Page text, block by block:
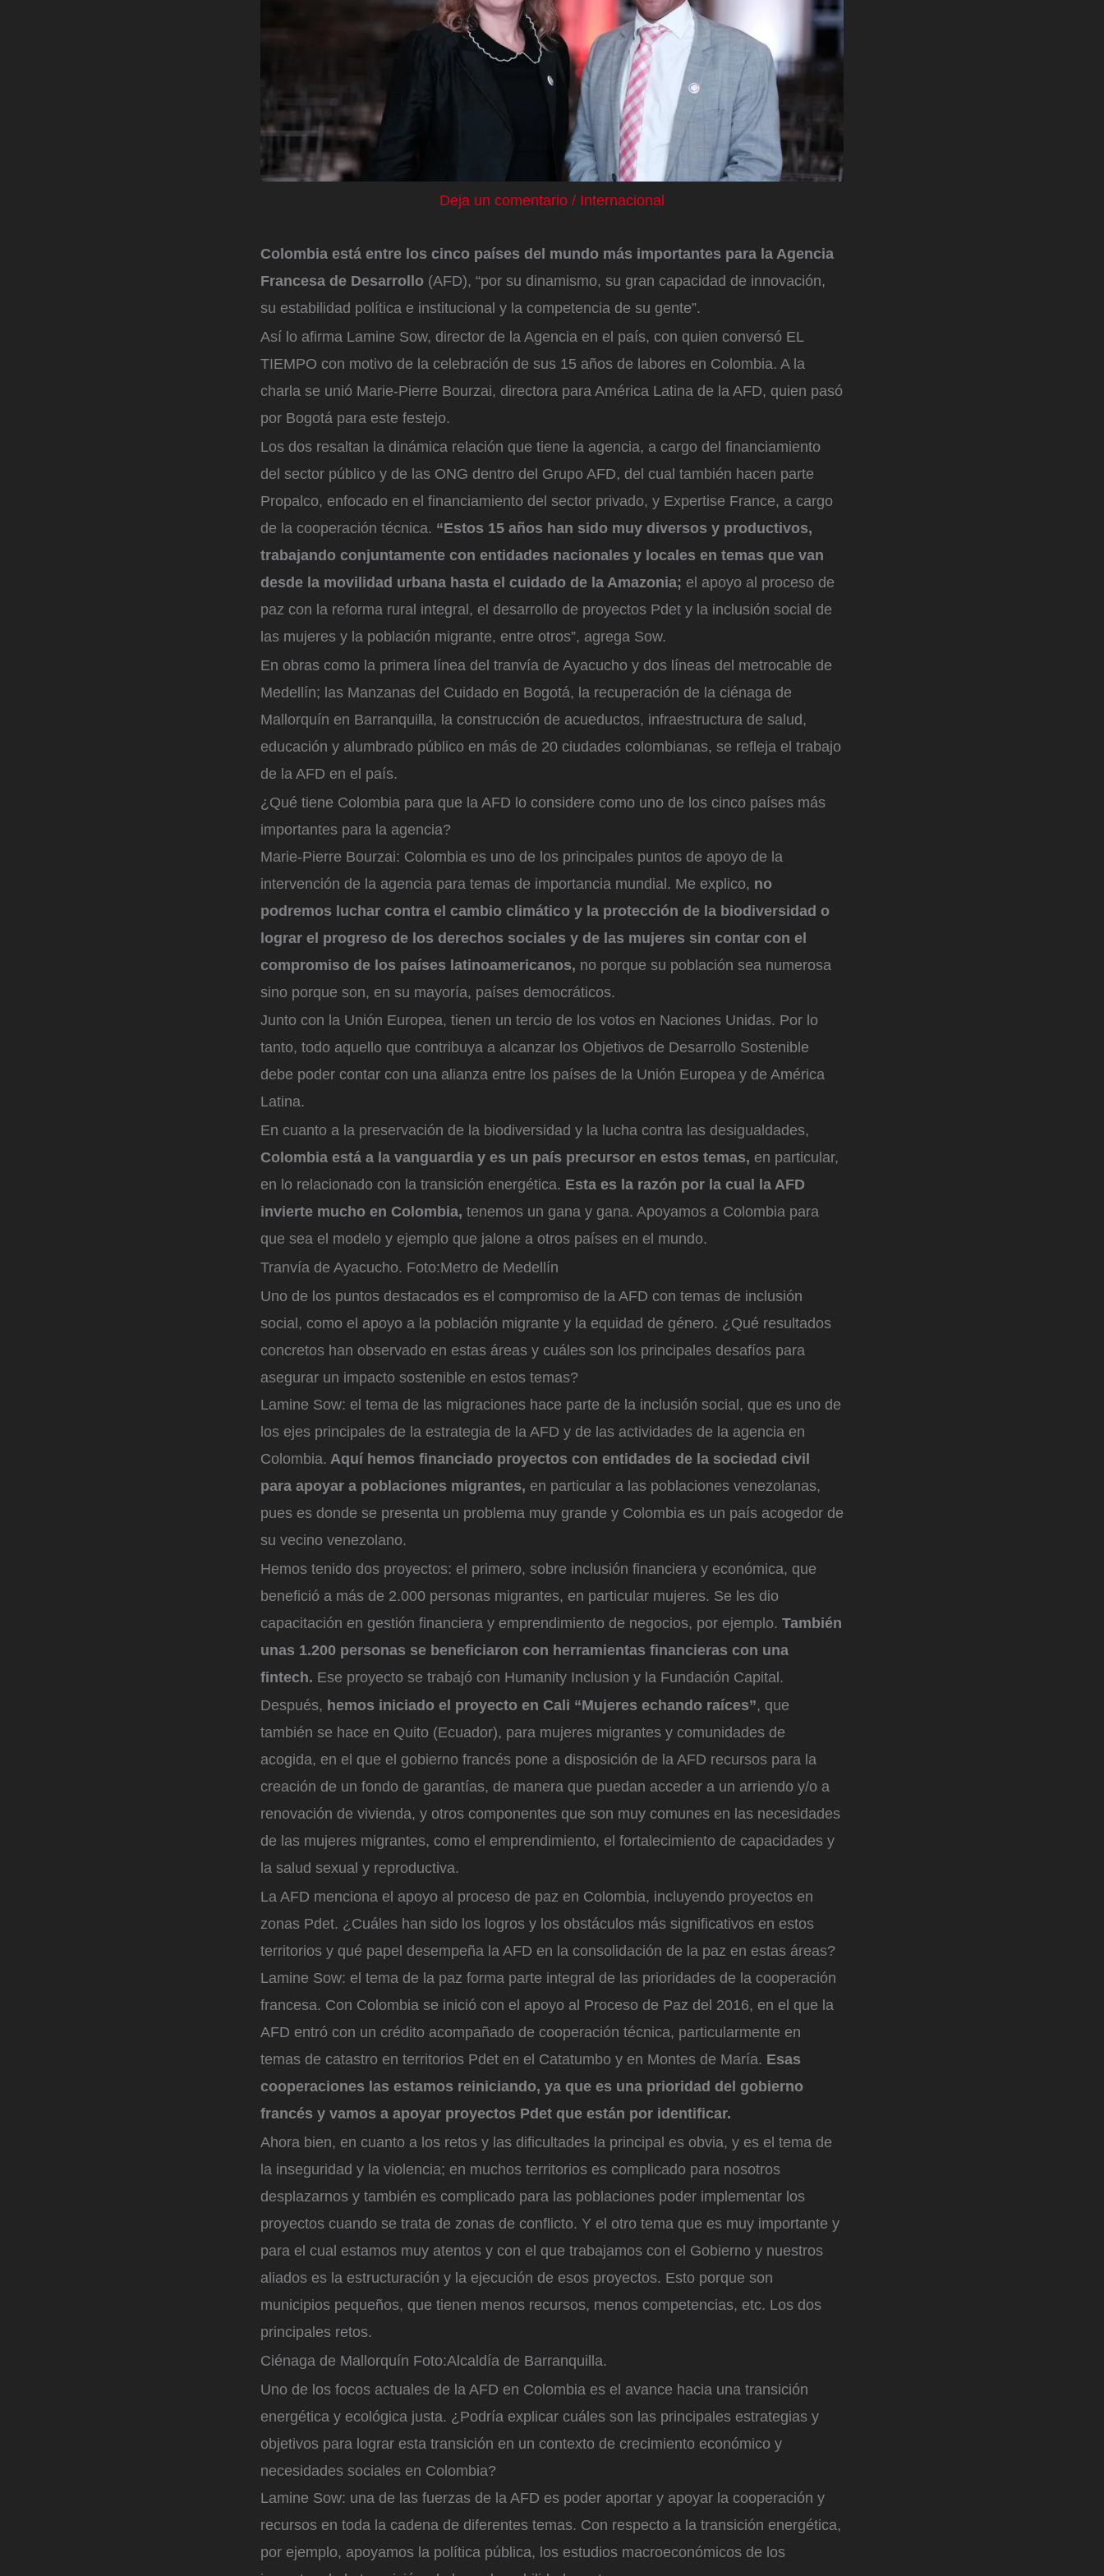
Deja un comentario / Internacional
Colombia está entre los cinco países del mundo más importantes para la Agencia
Francesa de Desarrollo (AFD), “por su dinamismo, su gran capacidad de innovación,
su estabilidad política e institucional y la competencia de su gente”.
Así lo afirma Lamine Sow, director de la Agencia en el país, con quien conversó EL
TIEMPO con motivo de la celebración de sus 15 años de labores en Colombia. A la
charla se unió Marie-Pierre Bourzai, directora para América Latina de la AFD, quien pasó
por Bogotá para este festejo.
Los dos resaltan la dinámica relación que tiene la agencia, a cargo del financiamiento
del sector público y de las ONG dentro del Grupo AFD, del cual también hacen parte
Propalco, enfocado en el financiamiento del sector privado, y Expertise France, a cargo
de la cooperación técnica. “Estos 15 años han sido muy diversos y productivos,
trabajando conjuntamente con entidades nacionales y locales en temas que van
desde la movilidad urbana hasta el cuidado de la Amazonia; el apoyo al proceso de
paz con la reforma rural integral, el desarrollo de proyectos Pdet y la inclusión social de
las mujeres y la población migrante, entre otros”, agrega Sow.
En obras como la primera línea del tranvía de Ayacucho y dos líneas del metrocable de
Medellín; las Manzanas del Cuidado en Bogotá, la recuperación de la ciénaga de
Mallorquín en Barranquilla, la construcción de acueductos, infraestructura de salud,
educación y alumbrado público en más de 20 ciudades colombianas, se refleja el trabajo
de la AFD en el país.
¿Qué tiene Colombia para que la AFD lo considere como uno de los cinco países más
importantes para la agencia?
Marie-Pierre Bourzai: Colombia es uno de los principales puntos de apoyo de la
intervención de la agencia para temas de importancia mundial. Me explico, no
podremos luchar contra el cambio climático y la protección de la biodiversidad o
lograr el progreso de los derechos sociales y de las mujeres sin contar con el
compromiso de los países latinoamericanos, no porque su población sea numerosa
sino porque son, en su mayoría, países democráticos.
Junto con la Unión Europea, tienen un tercio de los votos en Naciones Unidas. Por lo
tanto, todo aquello que contribuya a alcanzar los Objetivos de Desarrollo Sostenible
debe poder contar con una alianza entre los países de la Unión Europea y de América
Latina.
En cuanto a la preservación de la biodiversidad y la lucha contra las desigualdades,
Colombia está a la vanguardia y es un país precursor en estos temas, en particular,
en lo relacionado con la transición energética. Esta es la razón por la cual la AFD
invierte mucho en Colombia, tenemos un gana y gana. Apoyamos a Colombia para
que sea el modelo y ejemplo que jalone a otros países en el mundo.
Tranvía de Ayacucho. Foto:Metro de Medellín
Uno de los puntos destacados es el compromiso de la AFD con temas de inclusión
social, como el apoyo a la población migrante y la equidad de género. ¿Qué resultados
concretos han observado en estas áreas y cuáles son los principales desafíos para
asegurar un impacto sostenible en estos temas?
Lamine Sow: el tema de las migraciones hace parte de la inclusión social, que es uno de
los ejes principales de la estrategia de la AFD y de las actividades de la agencia en
Colombia. Aquí hemos financiado proyectos con entidades de la sociedad civil
para apoyar a poblaciones migrantes, en particular a las poblaciones venezolanas,
pues es donde se presenta un problema muy grande y Colombia es un país acogedor de
su vecino venezolano.
Hemos tenido dos proyectos: el primero, sobre inclusión financiera y económica, que
benefició a más de 2.000 personas migrantes, en particular mujeres. Se les dio
capacitación en gestión financiera y emprendimiento de negocios, por ejemplo. También
unas 1.200 personas se beneficiaron con herramientas financieras con una
fintech. Ese proyecto se trabajó con Humanity Inclusion y la Fundación Capital.
Después, hemos iniciado el proyecto en Cali “Mujeres echando raíces”, que
también se hace en Quito (Ecuador), para mujeres migrantes y comunidades de
acogida, en el que el gobierno francés pone a disposición de la AFD recursos para la
creación de un fondo de garantías, de manera que puedan acceder a un arriendo y/o a
renovación de vivienda, y otros componentes que son muy comunes en las necesidades
de las mujeres migrantes, como el emprendimiento, el fortalecimiento de capacidades y
la salud sexual y reproductiva.
La AFD menciona el apoyo al proceso de paz en Colombia, incluyendo proyectos en
zonas Pdet. ¿Cuáles han sido los logros y los obstáculos más significativos en estos
territorios y qué papel desempeña la AFD en la consolidación de la paz en estas áreas?
Lamine Sow: el tema de la paz forma parte integral de las prioridades de la cooperación
francesa. Con Colombia se inició con el apoyo al Proceso de Paz del 2016, en el que la
AFD entró con un crédito acompañado de cooperación técnica, particularmente en
temas de catastro en territorios Pdet en el Catatumbo y en Montes de María. Esas
cooperaciones las estamos reiniciando, ya que es una prioridad del gobierno
francés y vamos a apoyar proyectos Pdet que están por identificar.
Ahora bien, en cuanto a los retos y las dificultades la principal es obvia, y es el tema de
la inseguridad y la violencia; en muchos territorios es complicado para nosotros
desplazarnos y también es complicado para las poblaciones poder implementar los
proyectos cuando se trata de zonas de conflicto. Y el otro tema que es muy importante y
para el cual estamos muy atentos y con el que trabajamos con el Gobierno y nuestros
aliados es la estructuración y la ejecución de esos proyectos. Esto porque son
municipios pequeños, que tienen menos recursos, menos competencias, etc. Los dos
principales retos.
Ciénaga de Mallorquín Foto:Alcaldía de Barranquilla.
Uno de los focos actuales de la AFD en Colombia es el avance hacia una transición
energética y ecológica justa. ¿Podría explicar cuáles son las principales estrategias y
objetivos para lograr esta transición en un contexto de crecimiento económico y
necesidades sociales en Colombia?
Lamine Sow: una de las fuerzas de la AFD es poder aportar y apoyar la cooperación y
recursos en toda la cadena de diferentes temas. Con respecto a la transición energética,
por ejemplo, apoyamos la política pública, los estudios macroeconómicos de los